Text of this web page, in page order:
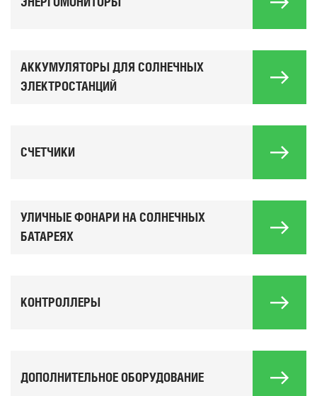
АККУМУЛЯТОРЫ ДЛЯ СОЛНЕЧНЫХ
ЭЛЕКТРОСТАНЦИЙ
СЧЕТЧИКИ
УЛИЧНЫЕ ФОНАРИ НА СОЛНЕЧНЫХ
БАТАРЕЯХ
КОНТРОЛЛЕРЫ
ДОПОЛНИТЕЛЬНОЕ ОБОРУДОВАНИЕ